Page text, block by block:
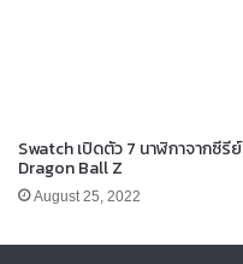
Swatch เปิดตัว 7 นาฬิกาจากซีรีย์
Dragon Ball Z
August 25, 2022